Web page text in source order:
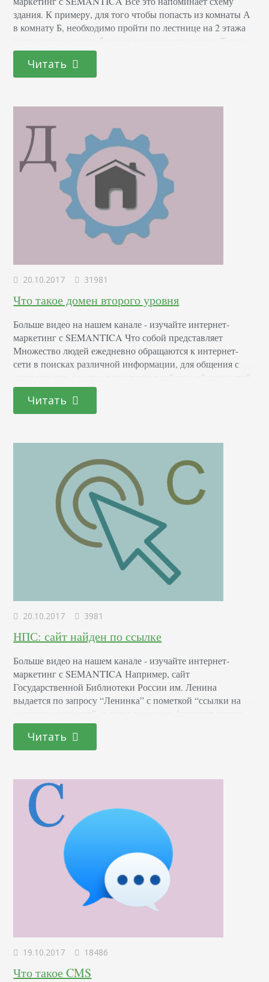
здания. К примеру, для того чтобы попасть из комнаты А
в комнату Б, необходимо пройти по лестнице на 2 этажа
вверх, затем сделать 5 шагов и повернуть налево. Также
из помещения А в помещение Б можно попасть, если
подняться на лифте на 3 этажа, затем пойти…
Читать
20.10.2017 31981
Что такое домен второго уровня
Больше видео на нашем канале - изучайте интернет-
маркетинг с SEMANTICA Что собой представляет
Множество людей ежедневно обращаются к интернет-
сети в поисках различной информации, для общения с
друзьями или с целью выполнения рабочих обязанностей.
Всемирная паутина давно стала привычной и
неотъемлемой частью жизни современного человека.
Если ввести в браузерную поисковую строку
найти необходимые сведения. Поэтому тот,…
Читать
20.10.2017 3981
НПС: сайт найден по ссылке
Больше видео на нашем канале - изучайте интернет-
маркетинг с SEMANTICA Например, сайт
Государственной Библиотеки России им. Ленина
выдается по запросу “Ленинка” с пометкой “ссылки на
страницу содержат”, и далее приведен фрагмент анкора.
Но на самой странице нет ключевого слова “Ленинка”.
Принцип работы НПС - механизм Яндекса, благодаря
которому в поиске по какому-то слову можно увидеть
Читать
19.10.2017 18486
Что такое CMS